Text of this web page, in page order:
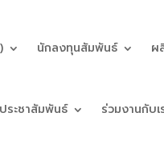
นักลงทุนสัมพันธ์ ผ
ระชาสัมพันธ์ ร่วมงานกับเ